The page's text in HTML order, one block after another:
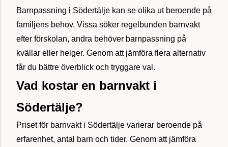
Barnpassning i Södertälje kan se olika ut beroende på
familjens behov. Vissa söker regelbunden barnvakt
efter förskolan, andra behöver barnpassning på
kvällar eller helger. Genom att jämföra flera alternativ
får du bättre överblick och tryggare val.
Vad kostar en barnvakt i
Södertälje?
Priset för barnvakt i Södertälje varierar beroende på
erfarenhet, antal barn och tider. Genom att jämföra